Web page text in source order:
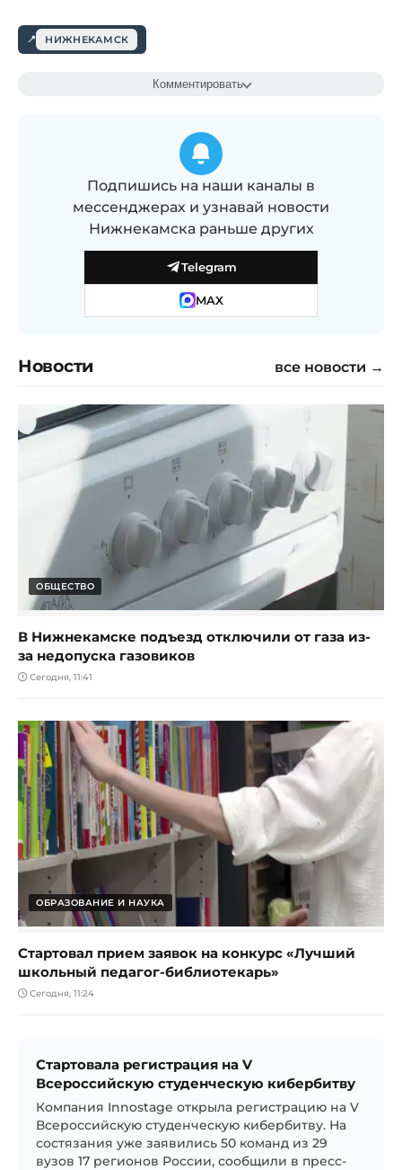
НИЖНЕКАМСК
Комментировать
Подпишись на наши каналы в
мессенджерах и узнавай новости
Нижнекамска раньше других
Telegram
MAX
Новости все новости →
ОБЩЕСТВО
В Нижнекамске подъезд отключили от газа из-
за недопуска газовиков
Сегодня, 11:41
ОБРАЗОВАНИЕ И НАУКА
Стартовал прием заявок на конкурс «Лучший
школьный педагог-библиотекарь»
Сегодня, 11:24
Стартовала регистрация на V
Всероссийскую студенческую кибербитву
Компания Innostage открыла регистрацию на V
Всероссийскую студенческую кибербитву. На
состязания уже заявились 50 команд из 29
вузов 17 регионов России, сообщили в пресс-